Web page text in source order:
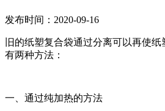
发布时间：2020-09-16
旧的纸塑复合袋通过分离可以再使
有两种方法：
一、通过纯加热的方法